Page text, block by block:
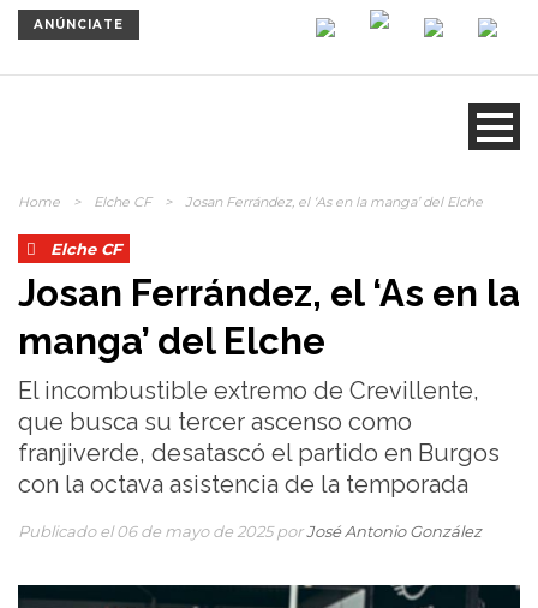
ANÚNCIATE
Home > Elche CF > Josan Ferrández, el ‘As en la manga’ del Elche
Elche CF
Josan Ferrández, el ‘As en la
manga’ del Elche
El incombustible extremo de Crevillente,
que busca su tercer ascenso como
franjiverde, desatascó el partido en Burgos
con la octava asistencia de la temporada
Publicado el 06 de mayo de 2025 porJosé Antonio González